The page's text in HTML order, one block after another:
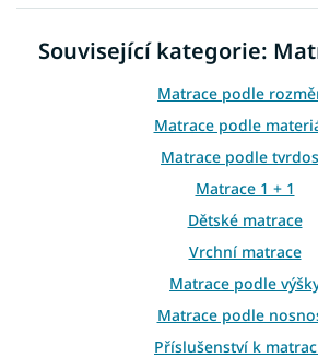
á
d
a
í
p
r
v
k
y
v
ý
p
i
s
u
Související kategorie:
Matrace podle
Matrace podle
Matrace podle
Matrace 1 + 1
Dětské matrace
Vrchní matrace
Matrace podle
Matrace podle
Příslušenství k